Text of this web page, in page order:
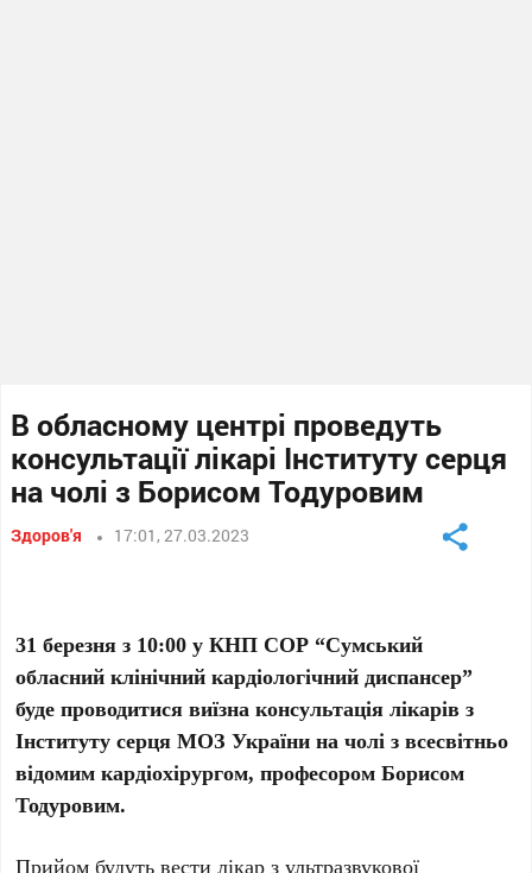
В обласному центрі проведуть
консультації лікарі Інституту серця
на чолі з Борисом Тодуровим
Здоров'я 17:01, 27.03.2023
31 березня з 10:00 у КНП СОР “Сумський
обласний клінічний кардіологічний диспансер”
буде проводитися виїзна консультація лікарів з
Інституту серця МОЗ України на чолі з всесвітньо
відомим кардіохірургом, професором Борисом
Тодуровим.
Прийом будуть вести лікар з ультразвукової